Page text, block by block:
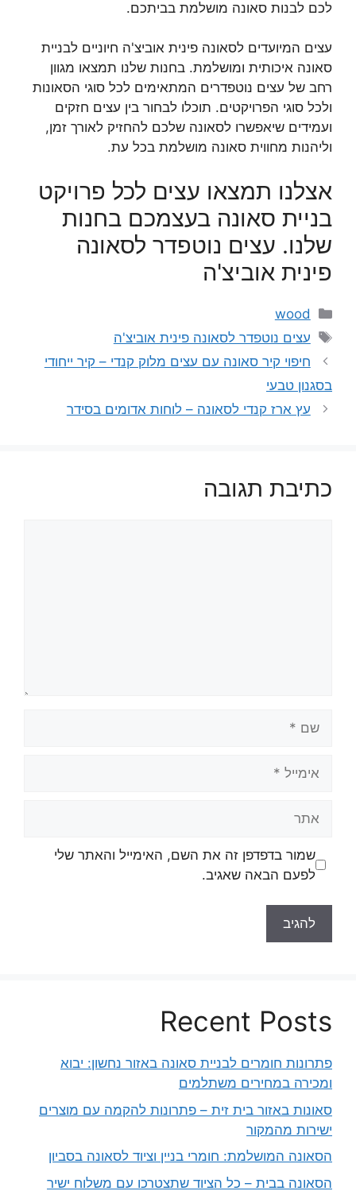
לכם לבנות סאונה מושלמת בביתכם.
עצים המיועדים לסאונה פינית אוביצ'ה חיוניים לבניית
סאונה איכותית ומושלמת. בחנות שלנו תמצאו מגוון
רחב של עצים נוטפדרים המתאימים לכל סוגי הסאונות
ולכל סוגי הפרויקטים. תוכלו לבחור בין עצים חזקים
ועמידים שיאפשרו לסאונה שלכם להחזיק לאורך זמן,
וליהנות מחווית סאונה מושלמת בכל עת.
אצלנו תמצאו עצים לכל פרויקט
בניית סאונה בעצמכם בחנות
שלנו. עצים נוטפדר לסאונה
פינית אוביצ'ה
קטגוריות
wood
תגיות
עצים נוטפדר לסאונה פינית אוביצ'ה
חיפוי קיר סאונה עם עצים מלוק קנדי – קיר ייחודי
בסגנון טבעי
עץ ארז קנדי לסאונה – לוחות אדומים בסידר
כתיבת תגובה
שמור בדפדפן זה את השם, האימייל והאתר שלי
לפעם הבאה שאגיב.
Recent Posts
פתרונות חומרים לבניית סאונה באזור נחשון: יבוא
ומכירה במחירים משתלמים
סאונות באזור בית זית – פתרונות להקמה עם מוצרים
ישירות מהמקור
הסאונה המושלמת: חומרי בניין וציוד לסאונה בסביון
הסאונה בבית – כל הציוד שתצטרכו עם משלוח ישיר